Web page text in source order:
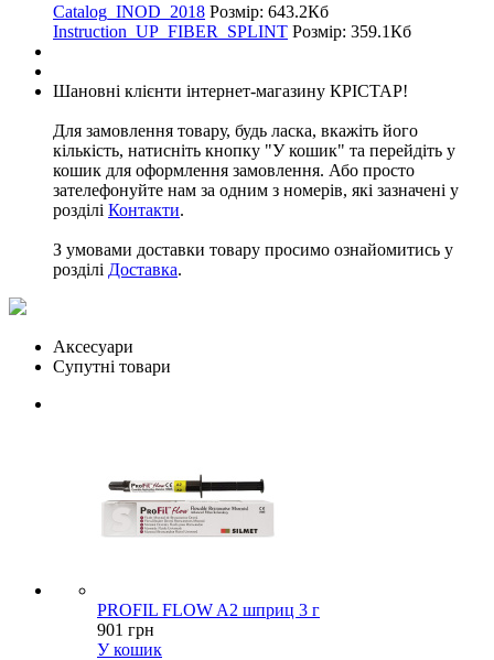
Catalog_INOD_2018 Розмір: 643.2Кб
Instruction_UP_FIBER_SPLINT Розмір: 359.1Кб
Шановні клієнти інтернет-магазину КРІСТАР!
Для замовлення товару, будь ласка, вкажіть його
кількість, натисніть кнопку "У кошик" та перейдіть у
кошик для оформлення замовлення. Або просто
зателефонуйте нам за одним з номерів, які зазначені у
розділі Контакти.
З умовами доставки товару просимо ознайомитись у
розділі Доставка.
Аксесуари
Супутні товари
PROFIL FLOW A2 шприц 3 г
901 грн
У кошик